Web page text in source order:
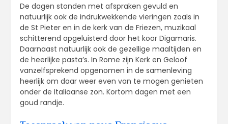
De dagen stonden met afspraken gevuld en
natuurlijk ook de indrukwekkende vieringen zoals in
de St Pieter en in de kerk van de Friezen, muzikaal
schitterend opgeluisterd door het koor Digamaris.
Daarnaast natuurlijk ook de gezellige maaltijden en
de heerlijke pasta’s. In Rome zijn Kerk en Geloof
vanzelfsprekend opgenomen in de samenleving
heerlijk om daar weer even van te mogen genieten
onder de Italiaanse zon. Kortom dagen met een
goud randje.